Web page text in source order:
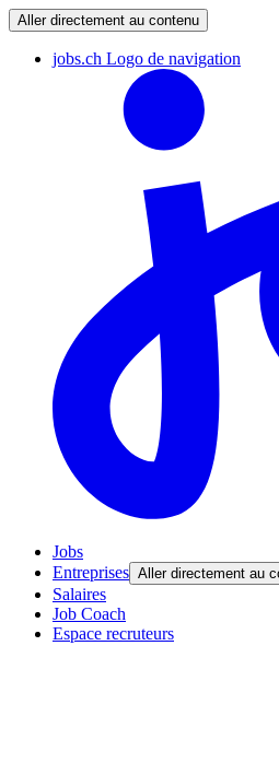
Aller directement au contenu
jobs.ch Logo de navigation
Jobs
Entreprises Aller directement au
Salaires
Job Coach
Espace recruteurs